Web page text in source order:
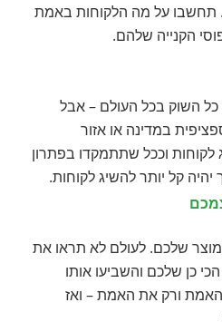
תחשבו על מה הלקוחות באמת
הקנייה שלהם.
השוק בכל העולם – אבל
במדינה או אזור
וככל שתתמקדו בפתרון
קל יותר להשיג לקוחות.
שלכם. לעולם לא תראו את
כן שלכם והשביעו אותו
ורק את האמת – ואז